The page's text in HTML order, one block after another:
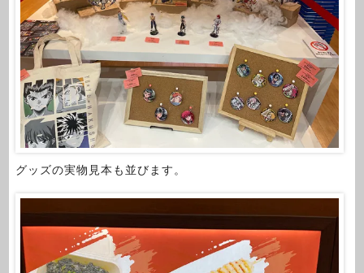
グッズの実物見本も並びます。